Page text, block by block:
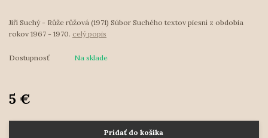
Jiří Suchý - Růže růžová (1971) Súbor Suchého textov piesní z obdobia
rokov 1967 - 1970. celý popis
Dostupnosť Na sklade
5 €
Pridať do košíka